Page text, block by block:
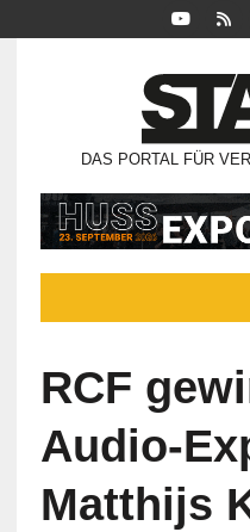
DAS PORTAL FÜR
RCF
Audio-
Matthijs